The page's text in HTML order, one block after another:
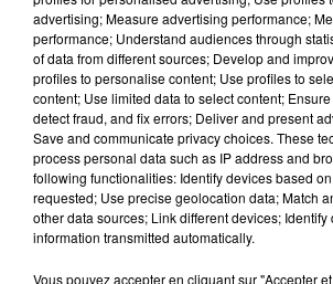
8h49
Rennes : enquête
un accident
conducteur...
8 août 2026
Aide carburant
advertising; Measure advertising performance;
performance; Understand audiences through
of data from different sources; Develop and
profiles to personalise content; Use profiles to
content; Use limited data to select content;
detect fraud, and fix errors; Deliver and present
Save and communicate privacy choices. These
process personal data such as IP address and
following functionalities: Identify devices based
requested; Use precise geolocation data; Match
other data sources; Link different devices;
information transmitted automatically.
Vous pouvez accepter en cliquant sur "Accepter